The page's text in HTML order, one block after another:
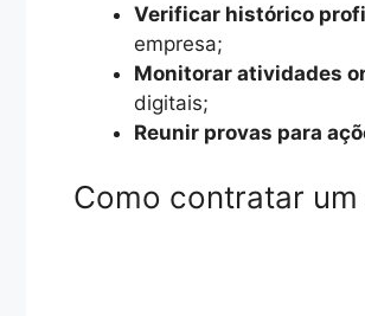
Verificar histórico
empresa;
Monitorar atividades
digitais;
Reunir provas para
Como contratar